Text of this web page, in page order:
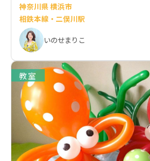
神奈川県 横浜市
相鉄本線・二俣川駅
いのせまりこ
教室